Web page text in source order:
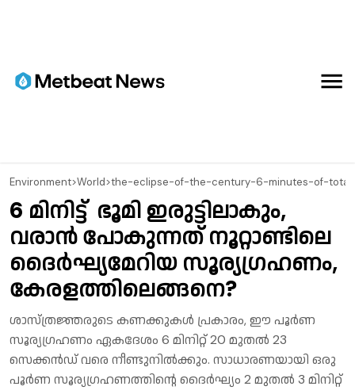
Environment>World>the-eclipse-of-the-century-6-minutes-of-
6 മിനിട്ട് ഭൂമി ഇരുട്ടിലാകും,
വരാൻ പോകുന്നത് നൂറ്റാണ്ടിലെ
ദൈർഘ്യമേറിയ സൂര്യഗ്രഹണം,
കേരളത്തിലെങ്ങനെ?
ശാസ്ത്രജ്ഞരുടെ കണക്കുകൾ പ്രകാരം, ഈ പൂർണ
സൂര്യഗ്രഹണം ഏകദേശം 6 മിനിറ്റ് 20 മുതൽ 23
സെക്കൻഡ് വരെ നീണ്ടുനിൽക്കും. സാധാരണയായി ഒരു
പൂർണ സൂര്യഗ്രഹണത്തിന്റെ ദൈർഘ്യം 2 മുതൽ 3 മിനിറ്റ്